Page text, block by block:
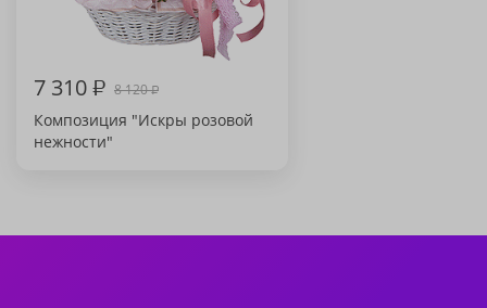
7 310₽ 8 120₽
Композиция "Искры розовой
нежности"